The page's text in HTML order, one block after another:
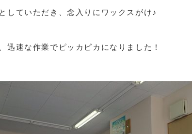
していただき、念入りにワックスがけ♪
迅速な作業でピッカピカになりました！